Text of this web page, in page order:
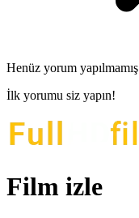
Henüz yorum yapılmamış
İlk yorumu siz yapın!
Film izle